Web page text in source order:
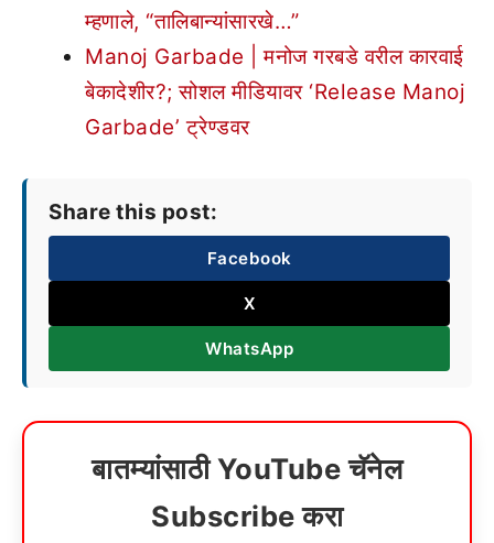
म्हणाले, “तालिबान्यांसारखे…”
Manoj Garbade | मनोज गरबडे वरील कारवाई
बेकादेशीर?; सोशल मीडियावर ‘Release Manoj
Garbade’ ट्रेण्डवर
Share this post:
Facebook
X
WhatsApp
बातम्यांसाठी YouTube चॅनेल
Subscribe करा